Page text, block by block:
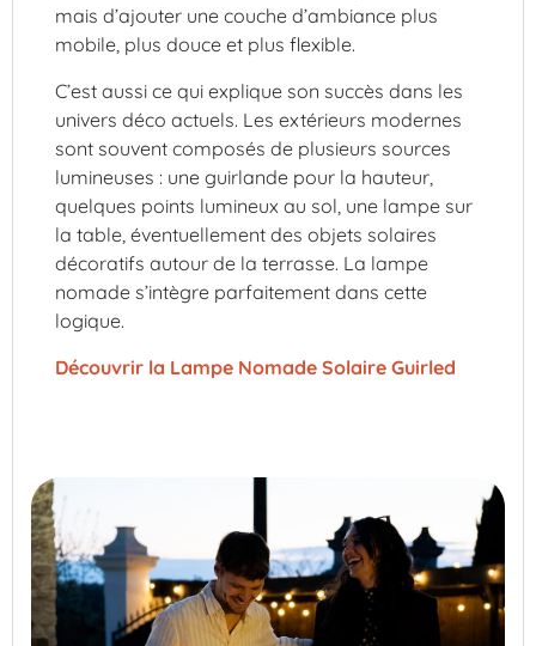
mais d’ajouter une couche d’ambiance plus
mobile, plus douce et plus flexible.
C’est aussi ce qui explique son succès dans les
univers déco actuels. Les extérieurs modernes
sont souvent composés de plusieurs sources
lumineuses : une guirlande pour la hauteur,
quelques points lumineux au sol, une lampe sur
la table, éventuellement des objets solaires
décoratifs autour de la terrasse. La lampe
nomade s’intègre parfaitement dans cette
logique.
Découvrir la Lampe Nomade Solaire Guirled